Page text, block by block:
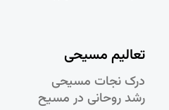
تعالیم مسیحی
درک نجات مسيحی
رشد روحانی در مسيح